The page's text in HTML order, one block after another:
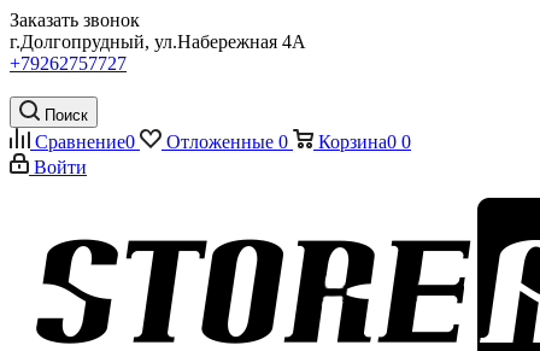
Заказать звонок
г.Долгопрудный, ул.Набережная 4А
+79262757727
Поиск
Сравнение0 Отложенные 0 Корзина0 0
Войти